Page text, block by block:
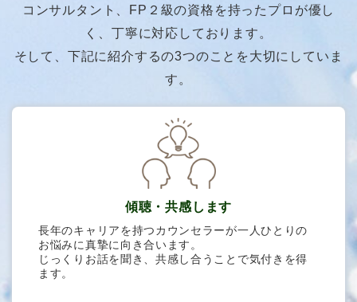
コンサルタント、FP２級の資格を持ったプロが優し
く、丁寧に対応しております。
そして、下記に紹介するの3つのことを大切にしていま
す。
傾聴・共感します
長年のキャリアを持つカウンセラーが一人ひとりの
お悩みに真摯に向き合います。
じっくりお話を聞き、共感し合うことで気付きを得
ます。